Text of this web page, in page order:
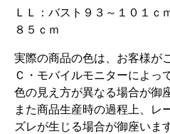
ＬＬ：バスト９３～１０１ｃ
８５ｃｍ
実際の商品の色は、お客様が
Ｃ・モバイルモニターによっ
色の見え方が異なる場合が御
また商品生産時の過程上、レ
ズレが生じる場合が御座います